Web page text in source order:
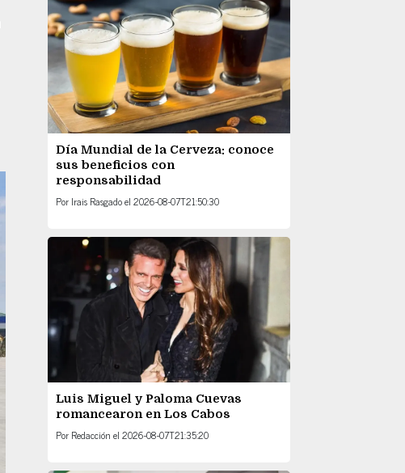
Día Mundial de la Cerveza: conoce
sus beneficios con
responsabilidad
Por Irais Rasgadoel 2026-08-07T21:50:30
Luis Miguel y Paloma Cuevas
romancearon en Los Cabos
Por Redacción el 2026-08-07T21:35:20